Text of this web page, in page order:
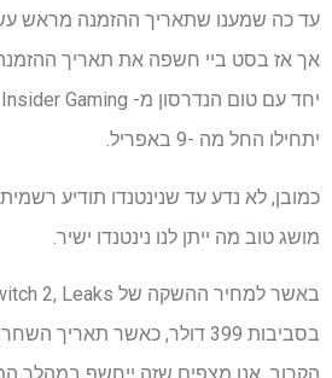
עד כה שמענו שתאריך ההזמנה מראש
יתחילו החל מה -9 באפריל.
כמובן, לא נדע עד שנינטנדו תודיע
מושג טוב מה ייתן לנו נינטנדו ישיר.
בסביבות 399 דולר, כאשר תאריך